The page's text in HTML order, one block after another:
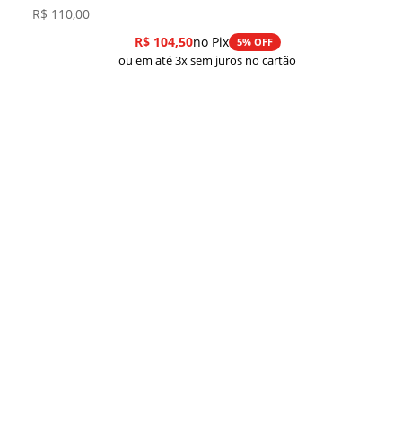
R$ 110,00
R$104,50no Pix 5% OFF
ou em até 3x sem juros no cartão